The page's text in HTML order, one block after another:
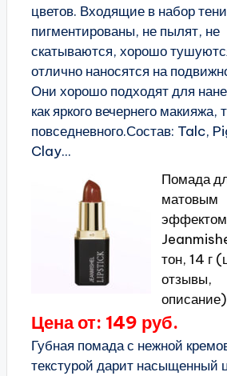
цветов. Входящие в набор
пигментированы, не пылят, не
скатываются, хорошо
отлично наносятся на
Они хорошо подходят для
как яркого вечернего макияжа,
повседневного.Состав: Talc,
Clay...
Помада
матовым
эффектом
тон, 14 г
отзывы,
описание)
Цена от: 149 руб.
Губная помада с нежной
текстурой дарит насыщенный